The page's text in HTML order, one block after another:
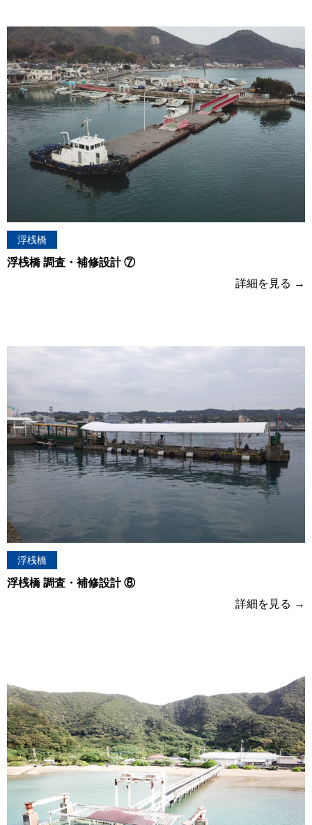
浮桟橋
浮桟橋 調査・補修設計 ⑦
詳細を見る
浮桟橋
浮桟橋 調査・補修設計 ⑧
詳細を見る